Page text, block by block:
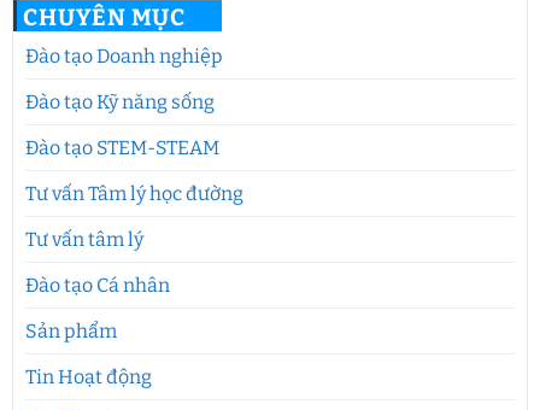
CHUYÊN MỤC
Đào tạo Doanh nghiệp
Đào tạo Kỹ năng sống
Đào tạo STEM-STEAM
Tư vấn Tâm lý học đường
Tư vấn tâm lý
Đào tạo Cá nhân
Sản phẩm
Tin Hoạt động